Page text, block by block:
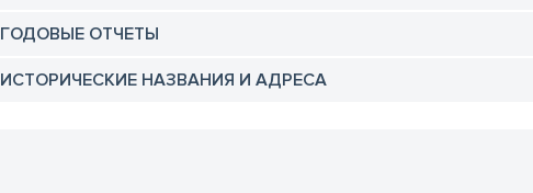
ГОДОВЫЕ ОТЧЕТЫ
ИСТОРИЧЕСКИЕ НАЗВАНИЯ И АДРЕСА